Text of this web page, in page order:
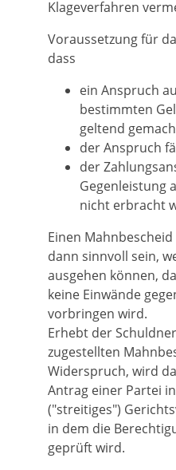
Klageverfahren
Voraussetzung für
dass
ein Anspruch
bestimmten
geltend
der Anspruch
der
Gegenleistung
nicht erbracht
Einen
dann sinnvoll sein,
ausgehen können,
keine Einwände
vorbringen wird.
Erhebt der
zugestellten
Widerspruch, wird
Antrag einer Partei
("streitiges")
in dem die
geprüft wird.